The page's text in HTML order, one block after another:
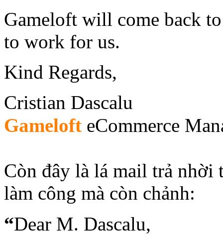
Gameloft will come back
to work for us.
Kind Regards,
Cristian Dascalu
Gameloft eCommerce
Còn đây là lá mail trả nhời
làm công mà còn chảnh:
“Dear M. Dascalu,